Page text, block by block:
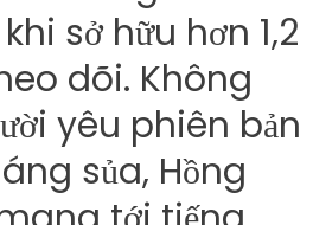
sở hữu hơn 1,2
dõi. Không
yêu phiên bản
sủa, Hồng